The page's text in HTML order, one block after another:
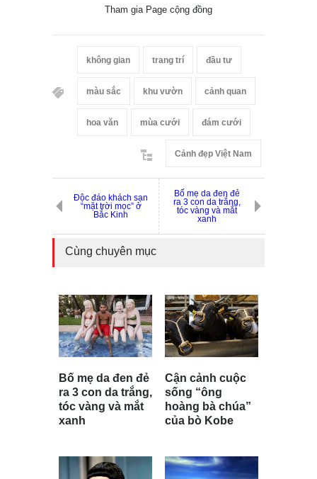
Tham gia Page cộng đồng
không gian trang trí đầu tư
màu sắc khu vườn cảnh quan
hoa văn mùa cưới đám cưới
Cảnh đẹp Việt Nam
Độc đáo khách sạn
“mặt trời mọc” ở
Bắc Kinh
Bố mẹ da đen đẻ
ra 3 con da trắng,
tóc vàng và mắt
xanh
Cùng chuyên mục
Bố mẹ da đen đẻ
ra 3 con da trắng,
tóc vàng và mắt
xanh
Cận cảnh cuộc
sống “ông
hoàng bà chúa”
của bò Kobe